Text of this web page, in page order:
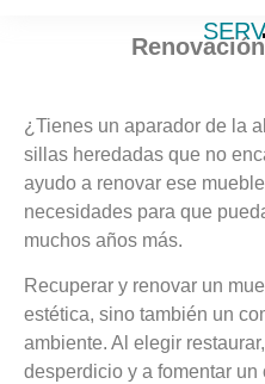
¿Tienes un aparador de la
sillas heredadas que no
ayudo a renovar ese
necesidades para que
muchos años más.
Recuperar y renovar un
estética, sino también un
ambiente. Al elegir
desperdicio y a fomentar